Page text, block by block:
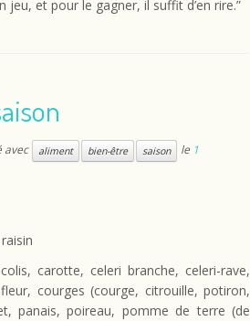
jeu, et pour le gagner, il suffit d’en rire.”
avec aliment bien-être saison le 1
carotte, celeri branche, celeri-rave,
courges (courge, citrouille, potiron,
panais, poireau, pomme de terre (de